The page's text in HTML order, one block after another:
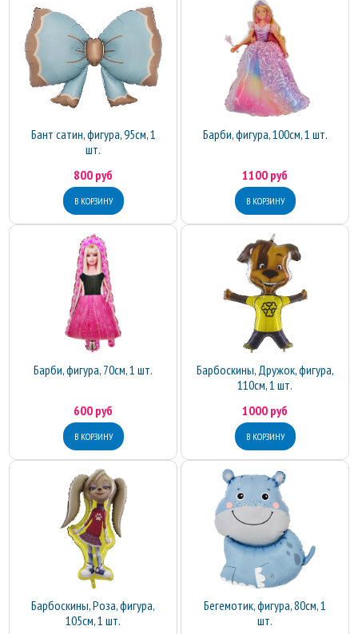
Бант сатин, фигура, 95см, 1
шт.
800 руб
Барби, фигура, 100см, 1 шт.
1100 руб
Барби, фигура, 70см, 1 шт.
600 руб
Барбоскины, Дружок, фигура,
110см, 1 шт.
1000 руб
Барбоскины, Роза, фигура,
105см, 1 шт.
Бегемотик, фигура, 80см, 1
шт.